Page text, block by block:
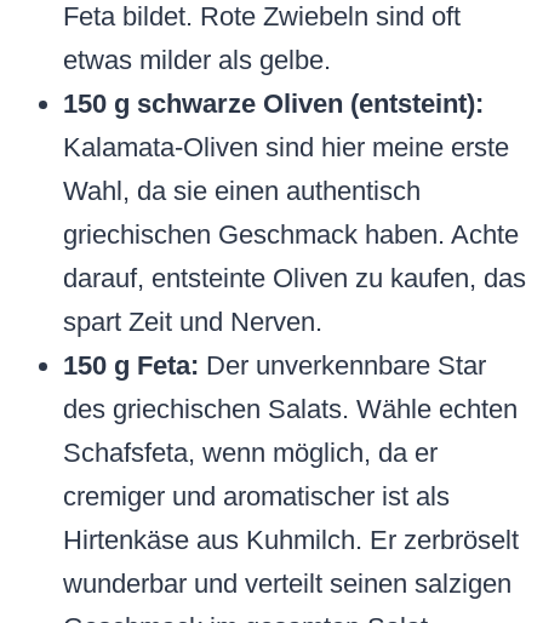
Feta bildet. Rote Zwiebeln sind oft
etwas milder als gelbe.
150 g schwarze Oliven (entsteint):
Kalamata-Oliven sind hier meine erste
Wahl, da sie einen authentisch
griechischen Geschmack haben. Achte
darauf, entsteinte Oliven zu kaufen, das
spart Zeit und Nerven.
150 g Feta: Der unverkennbare Star
des griechischen Salats. Wähle echten
Schafsfeta, wenn möglich, da er
cremiger und aromatischer ist als
Hirtenkäse aus Kuhmilch. Er zerbröselt
wunderbar und verteilt seinen salzigen